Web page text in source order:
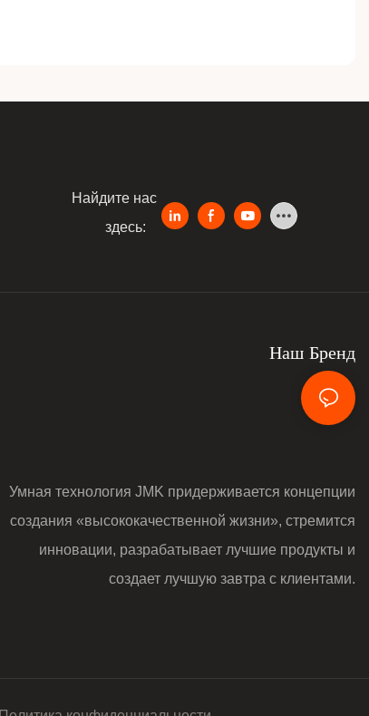
Найдите нас
здесь:
Наш Бренд
Умная технология JMK придерживается концепции
создания «высококачественной жизни», стремится
инновации, разрабатывает лучшие продукты и
создает лучшую завтра с клиентами.